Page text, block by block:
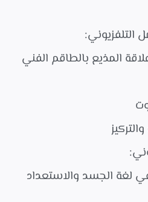
التلفزيوني:
المذيع بالطاقم الفني
لغة الجسد والاستعداد